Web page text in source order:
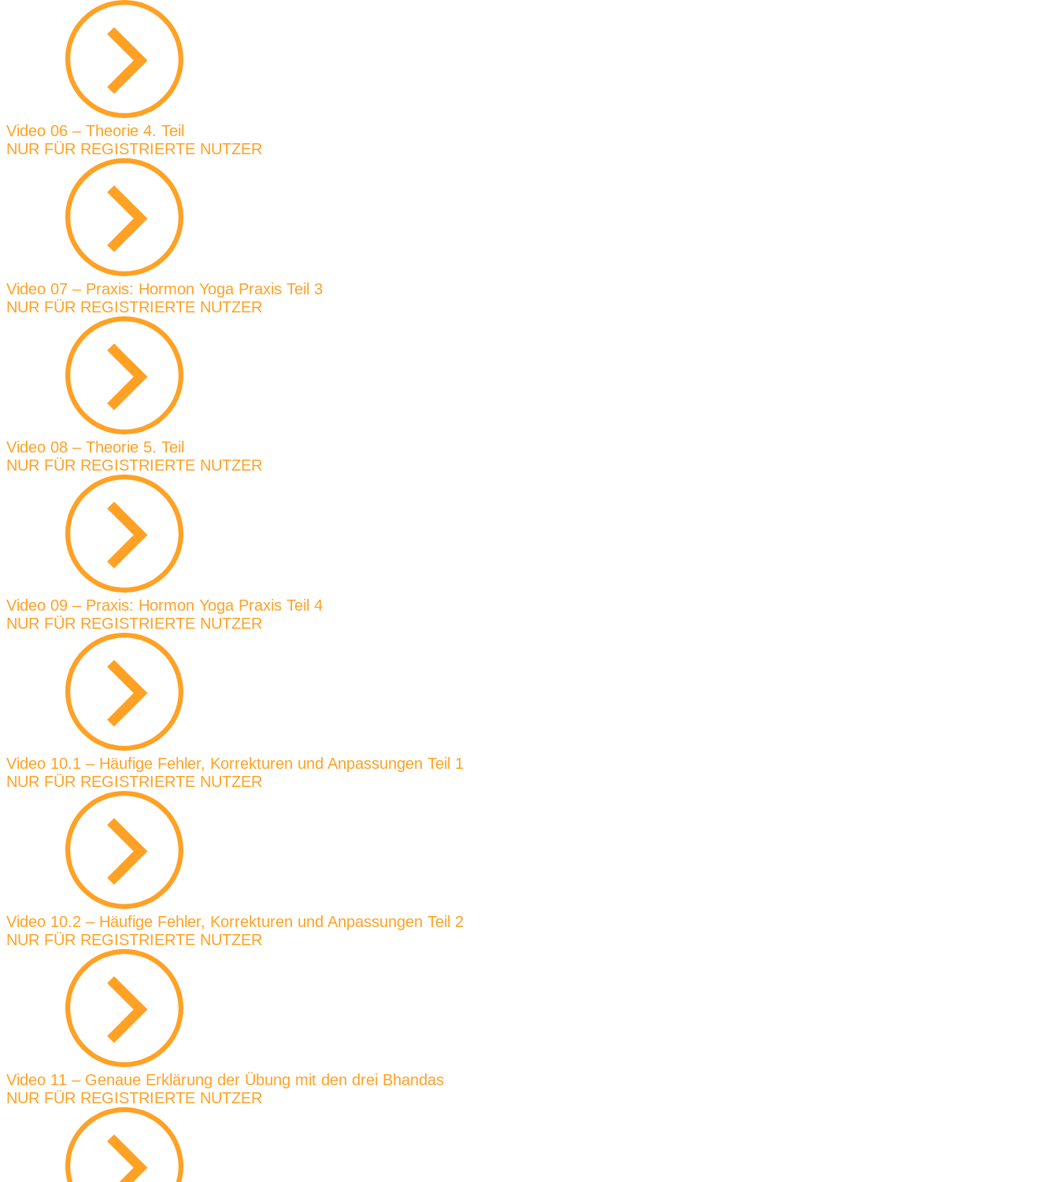
Video 06 – Theorie 4. Teil
NUR FÜR REGISTRIERTE NUTZER
Video 07 – Praxis: Hormon Yoga Praxis Teil 3
NUR FÜR REGISTRIERTE NUTZER
Video 08 – Theorie 5. Teil
NUR FÜR REGISTRIERTE NUTZER
Video 09 – Praxis: Hormon Yoga Praxis Teil 4
NUR FÜR REGISTRIERTE NUTZER
Video 10.1 – Häufige Fehler, Korrekturen und Anpassungen Teil 1
NUR FÜR REGISTRIERTE NUTZER
Video 10.2 – Häufige Fehler, Korrekturen und Anpassungen Teil 2
NUR FÜR REGISTRIERTE NUTZER
Video 11 – Genaue Erklärung der Übung mit den drei Bhandas
NUR FÜR REGISTRIERTE NUTZER